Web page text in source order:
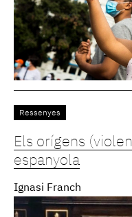
Ressenyes
Els orígens
espanyola
Ignasi Franch